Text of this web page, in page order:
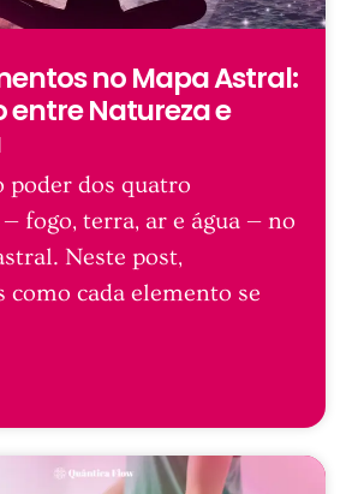
no Mapa Astral:
entre Natureza e
poder dos quatro
fogo, terra, ar e água — no
Neste post,
como cada elemento se